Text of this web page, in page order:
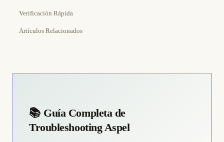
Verificación Rápida
Artículos Relacionados
📚 Guía Completa de
Troubleshooting Aspel